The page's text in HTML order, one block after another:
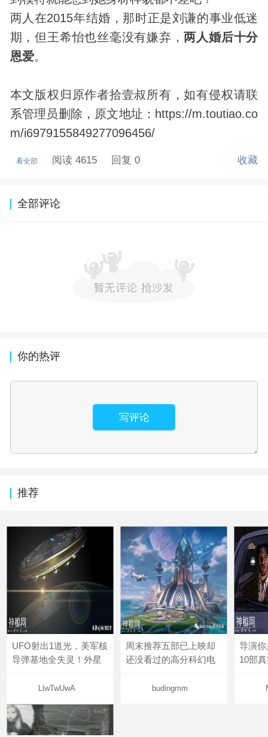
两人在2015年结婚，那时正是刘谦的事业低迷
期，但王希怡也丝毫没有嫌弃，两人婚后十分
恩爱。
本文版权归原作者拾壹叔所有，如有侵权请联
系管理员删除，原文地址：https://m.toutiao.co
m/i6979155849277096456/
看全部 阅读 4615 回复 0 收藏
全部评论
你的热评
写评论
推荐
UFO射出1道光，美军核
导弹基地全失灵！外星
LlwTwUwA
周末推荐五部已上映却
还没看过的高分科幻电
budingmm
导演
10部